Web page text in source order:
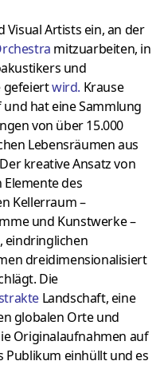
Visual Artists ein, an der
mitzuarbeiten, in
und
gefeiertwird. Krause
und hat eine Sammlung
von über 15.000
Lebensräumen aus
kreative Ansatz von
Elemente des
Kellerraum –
und Kunstwerke –
eindringlichen
dreidimensionalisiert
Die
Landschaft, eine
globalen Orte und
Originalaufnahmen auf
Publikum einhüllt und es